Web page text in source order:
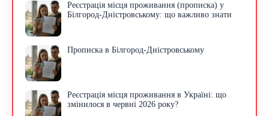
Реєстрація місця проживання (прописка) у
Білгород-Дністровському: що важливо знати
Прописка в Білгород-Дністровському
Реєстрація місця проживання в Україні: що
змінилося в червні 2026 року?